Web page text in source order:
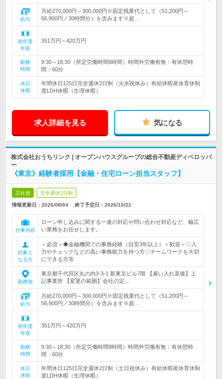
給与
月給270,000円～300,000円※固定残業代として（51,200円～
56,900円／30時間分）を含みます※超…
初年度
年収
351万円～420万円
勤務
時間
9:30～18:30（所定労働時間8時間）時間外労働有無：有休憩時
間：60分
休日
休暇
年間休日125日完全週休2日制（火水祝休み）有給休暇産休育休制
度LDH休暇（生理休暇）
求人詳細を見る 気になる
株式会社おうちリンク | オープンハウスグループの総合不動産ディベロッパ
ー
《東京》経験者採用【金融・住宅ローン担当スタッフ】
正社員 完全週休2日制
情報更新日：2026/08/04 終了予定日： 2026/10/22
仕事内容
ローン申し込みに関する一連の対応や問い合わせ対応など、幅広
い業務をお任せします。
対象と
なる方
＜必須＞◆金融機関での事務経験（目安3年以上）＜歓迎＞◇入
力やチェックなどの高い事務能力を持つ方◇チームワークを大切
にできる方等
勤務地
東京都千代田区丸の内3-3-1 新東京ビル7階 【雇い入れ直後】上
記事業所 【変更の範囲】会社の定…
給与
月給270,000円～300,000円※固定残業代として（51,200円～
56,900円／30時間分）を含みます※超…
初年度
年収
351万円～420万円
勤務
時間
9:30～18:30（所定労働時間8時間）時間外労働有無：有休憩時
間：60分
休日
休暇
年間休日125日完全週休2日制（土日祝休み）有給休暇産休育休制
度LDH休暇（生理休暇）